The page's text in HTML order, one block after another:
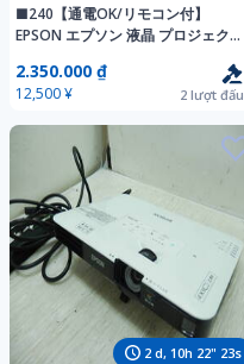
■240【通電OK/リモコン付】
EPSON エプソン 液晶 プロジェクタ
ッター式投影方式 ホームプロジェ
クター 映像
2.350.000 ₫
12,500 ¥ 2 lượt đấu
2 d, 10h 22" 22s